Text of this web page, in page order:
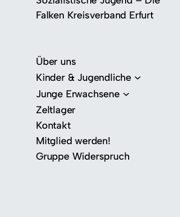
Falken Kreisverband Erfurt
Über uns
Kinder & Jugendliche
Junge Erwachsene
Zeltlager
Kontakt
Mitglied werden!
Gruppe Widerspruch